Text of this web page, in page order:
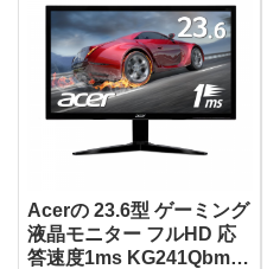
Acerの 23.6型 ゲーミング
液晶モニター フルHD 応
答速度1ms KG241Qbmiix